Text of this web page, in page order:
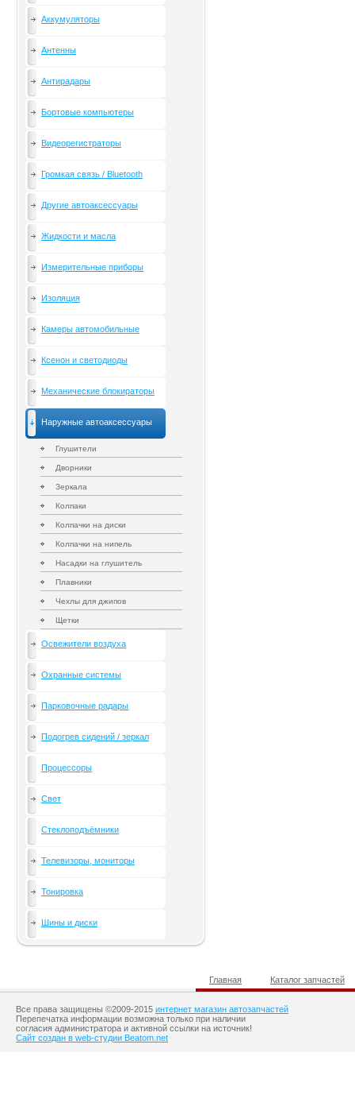
Аккумуляторы
Антенны
Антирадары
Бортовые компьютеры
Видеорегистраторы
Громкая связь / Bluetooth
Другие автоаксессуары
Жидкости и масла
Измерительные приборы
Изоляция
Камеры автомобильные
Ксенон и светодиоды
Механические блокираторы
Наружные автоаксессуары
Глушители
Дворники
Зеркала
Колпаки
Колпачки на диски
Колпачки на нипель
Насадки на глушитель
Плавники
Чехлы для джипов
Щетки
Освежители воздуха
Охранные системы
Парковочные радары
Подогрев сидений / зеркал
Процессоры
Свет
Стеклоподъёмники
Телевизоры, мониторы
Тонировка
Шины и диски
Главная Каталог запчастей
Все права защищены ©2009-2015 интернет магазин автозапчастей
Перепечатка информации возможна только при наличии
согласия администратора и активной ссылки на источник!
Сайт создан в web-студии Beatom.net